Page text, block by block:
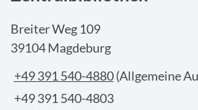
Breiter Weg 109
39104 Magdeburg
+49 391 540-4880 (Allgemeine
+49 391 540-4803